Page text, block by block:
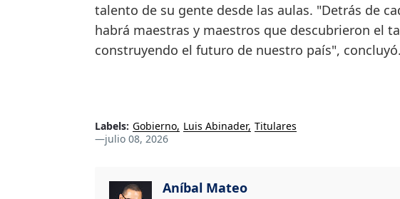
talento de su gente desde las aulas. "Detrás de
habrá maestras y maestros que descubrieron el
construyendo el futuro de nuestro país", concluyó.
Labels: Gobierno Luis Abinader Titulares
—julio 08, 2026
Aníbal Mateo